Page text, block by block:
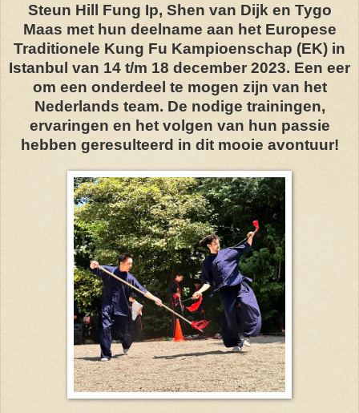
Steun Hill Fung Ip, Shen van Dijk en Tygo
Maas met hun deelname aan het Europese
Traditionele Kung Fu Kampioenschap (EK) in
Istanbul van 14 t/m 18 december 2023. Een eer
om een onderdeel te mogen zijn van het
Nederlands team. De nodige trainingen,
ervaringen en het volgen van hun passie
hebben geresulteerd in dit mooie avontuur!